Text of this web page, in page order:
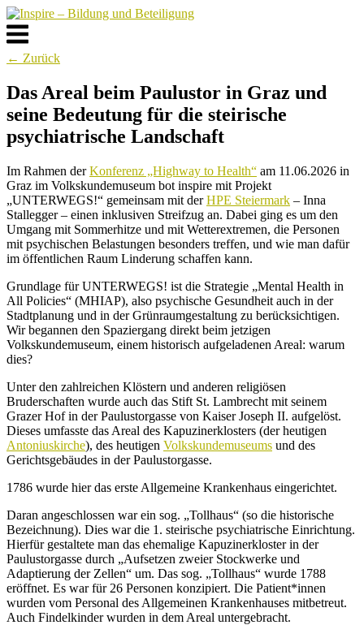
Skip
to
content
Menu
← Zurück
Das Areal beim Paulustor in Graz und
seine Bedeutung für die steirische
psychiatrische Landschaft
Im Rahmen derKonferenz „Highway to Health“ am 11.06.2026 in
Graz im Volkskundemuseum bot inspire mit Projekt
„UNTERWEGS!“ gemeinsam mit derHPE Steiermark – Inna
Stallegger – einen inklusiven Streifzug an. Dabei ging es um den
Umgang mit Sommerhitze und mit Wetterextremen, die Personen
mit psychischen Belastungen besonders treffen, und wie man dafür
im öffentlichen Raum Linderung schaffen kann.
Grundlage für UNTERWEGS! ist die Strategie „Mental Health in
All Policies“ (MHIAP), also psychische Gesundheit auch in der
Stadtplanung und in der Grünraumgestaltung zu berücksichtigen.
Wir begannen den Spaziergang direkt beim jetzigen
Volkskundemuseum, einem historisch aufgeladenen Areal: warum
dies?
Unter den zahlreichen Klöstern und anderen religiösen
Bruderschaften wurde auch das Stift St. Lambrecht mit seinem
Grazer Hof in der Paulustorgasse von Kaiser Joseph II. aufgelöst.
Dieses umfasste das Areal des Kapuzinerklosters (der heutigen
Antoniuskirche), des heutigen Volkskundemuseums und des
Gerichtsgebäudes in der Paulustorgasse.
1786 wurde hier das erste Allgemeine Krankenhaus eingerichtet.
Daran angeschlossen war ein sog. „Tollhaus“ (so die historische
Bezeichnung). Dies war die 1. steirische psychiatrische Einrichtung.
Hierfür gestaltete man das ehemalige Kapuzinerkloster in der
Paulustorgasse durch „Aufsetzen zweier Stockwerke und
Adaptierung der Zellen“ um. Das sog. „Tollhaus“ wurde 1788
eröffnet. Es war für 26 Personen konzipiert. Die Patient*innen
wurden vom Personal des Allgemeinen Krankenhauses mitbetreut.
Auch Findelkinder wurden in dem Areal untergebracht.